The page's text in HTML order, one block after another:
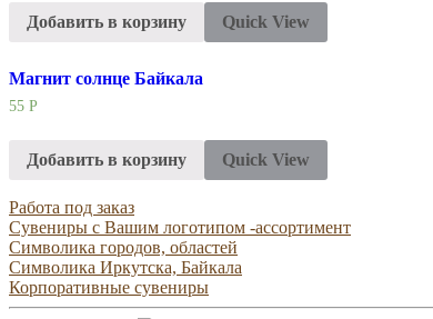
Добавить в корзину Quick View
Магнит солнце Байкала
55 Р
Добавить в корзину Quick View
Работа под заказ
Сувениры с Вашим логотипом -ассортимент
Символика городов, областей
Символика Иркутска, Байкала
Корпоративные сувениры